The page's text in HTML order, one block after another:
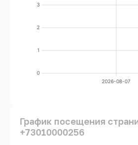
0
1
2
3
2026-08-07
График посещения
+73010000256